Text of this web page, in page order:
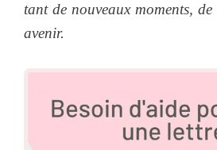
tant de nouveaux moments,
avenir.